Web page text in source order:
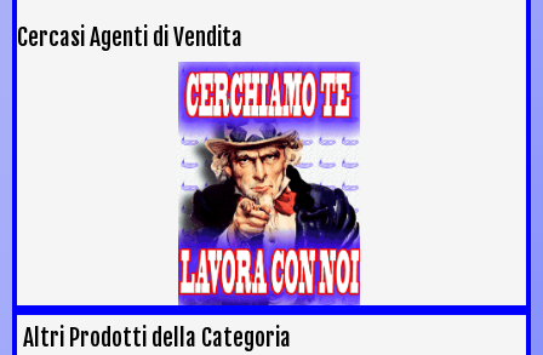
Cercasi Agenti di Vendita
Altri Prodotti della Categoria